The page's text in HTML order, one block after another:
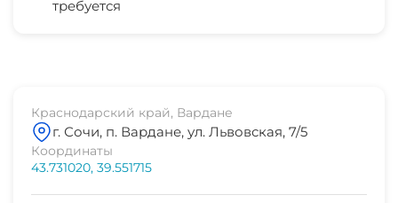
магазин продукты
банкомат Сбербанк
2 мин
аптека
СВЧ
требуется
Краснодарский край, Вардане
г. Сочи, п. Вардане, ул. Львовская, 7/5
Координаты
43.731020, 39.551715